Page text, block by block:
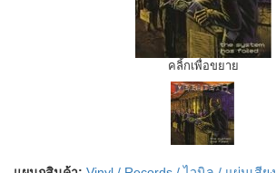
คลิ้กเพื่อขยาย